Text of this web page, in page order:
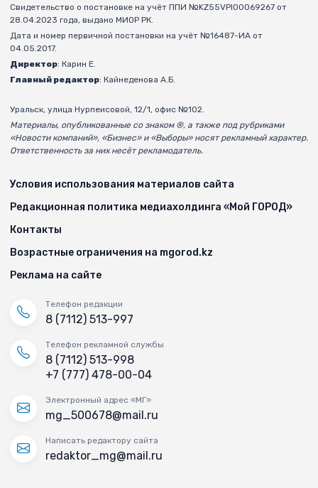
Свидетельство о постановке на учёт ППИ №KZ55VPI00069267 от
28.04.2023 года, выдано МИОР РК.
Дата и номер первичной постановки на учёт №16487-ИА от
04.05.2017.
Директор: Карин Е.
Главный редактор: Кайнеденова А.Б.
Уральск, улица Нурпеисовой, 12/1, офис №102.
Материалы, опубликованные со знаком ®, а также под рубриками
«Новости компаний», «Бизнес» и «Выборы» носят рекламный характер.
Ответственность за них несёт рекламодатель.
Условия использования материалов сайта
Редакционная политика медиахолдинга «Мой ГОРОД»
Контакты
Возрастные ограничения на mgorod.kz
Реклама на сайте
Телефон редакции
8 (7112) 513-997
Телефон рекламной службы
8 (7112) 513-998
+7 (777) 478-00-04
Электронный адрес «МГ»
mg_500678@mail.ru
Написать редактору сайта
redaktor_mg@mail.ru